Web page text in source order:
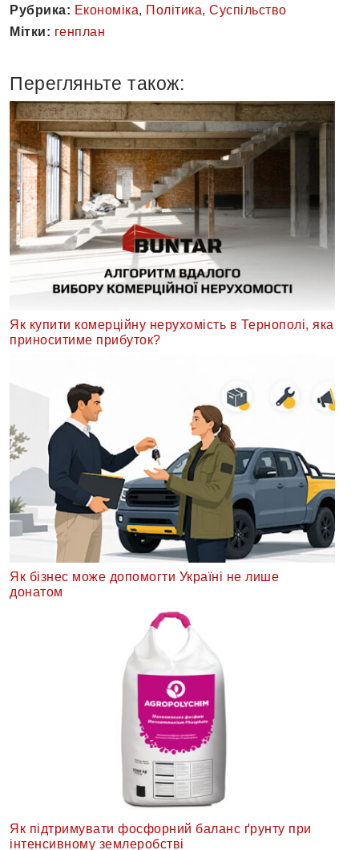
Рубрика: Економіка, Політика, Суспільство
Мітки: генплан
Перегляньте також:
Як купити комерційну нерухомість в Тернополі, яка
приноситиме прибуток?
Як бізнес може допомогти Україні не лише
донатом
Як підтримувати фосфорний баланс ґрунту при
інтенсивному землеробстві